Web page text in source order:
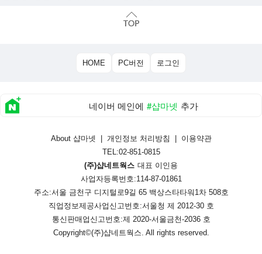
HOME PC버전 로그인
네이버 메인에 #샵마넷 추가
About 샵마넷 개인정보 처리방침
이용약관
TEL:02-851-0815
(주)샵네트웍스 대표 이인용
사업자등록번호:114-87-01861
주소:서울 금천구 디지털로9길 65 백상스타타워1차 508호
직업정보제공사업신고번호:서울청 제 2012-30 호
통신판매업신고번호:제 2020-서울금천-2036 호
Copyright©(주)샵네트웍스. All rights reserved.